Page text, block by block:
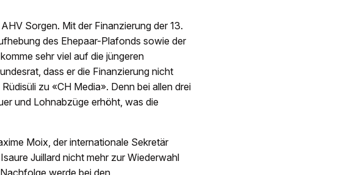
Sorgen. Mit der Finanzierung der 13.
des Ehepaar-Plafonds sowie der
sehr viel auf die jüngeren
dass er die Finanzierung nicht
zu «CH Media». Denn bei allen drei
und Lohnabzüge erhöht, was die
Moix, der internationale Sekretär
Juillard nicht mehr zur Wiederwahl